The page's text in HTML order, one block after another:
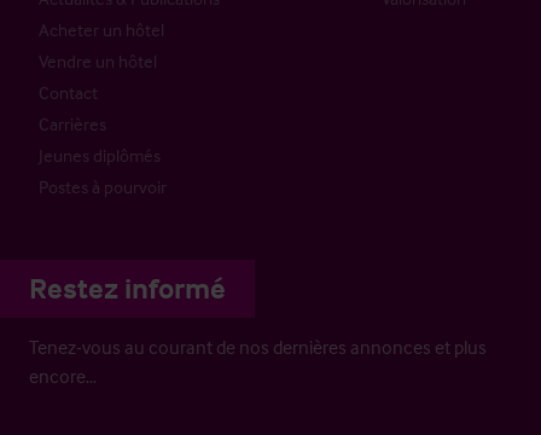
Acheter un hôtel
Vendre un hôtel
Contact
Carrières
Jeunes diplômés
Postes à pourvoir
Restez informé
Tenez-vous au courant de nos dernières annonces et plus
encore…